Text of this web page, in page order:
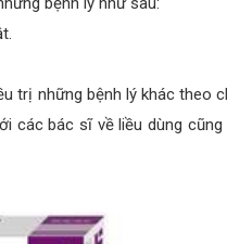
trị những bệnh lý khác theo
các bác sĩ về liều dùng